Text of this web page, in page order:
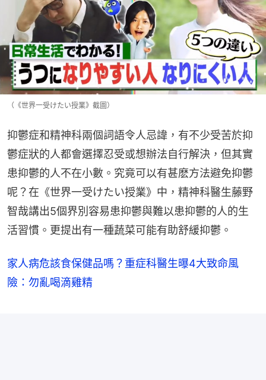
（《世界一受けたい授業》截圖）
抑鬱症和精神科兩個詞語令人忌諱，有不少受苦於抑
鬱症狀的人都會選擇忍受或想辦法自行解決，但其實
患抑鬱的人不在小數。究竟可以有甚麽方法避免抑鬱
呢？在《世界一受けたい授業》中，精神科醫生藤野
智哉講出5個界別容易患抑鬱與難以患抑鬱的人的生
活習慣。更提出有一種蔬菜可能有助舒緩抑鬱。
家人病危該食保健品嗎？重症科醫生曝4大致命風
險：勿亂喝滴雞精